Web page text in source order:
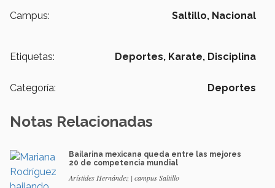
Campus: Saltillo, Nacional
Etiquetas: Deportes, Karate, Disciplina
Categoría: Deportes
Notas Relacionadas
Bailarina mexicana queda entre las mejores
20 de competencia mundial
Arístides Hernández | campus Saltillo